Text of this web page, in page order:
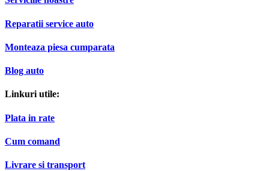
Reparatii service auto
Monteaza piesa cumparata
Blog auto
Linkuri utile:
Plata in rate
Cum comand
Livrare si transport